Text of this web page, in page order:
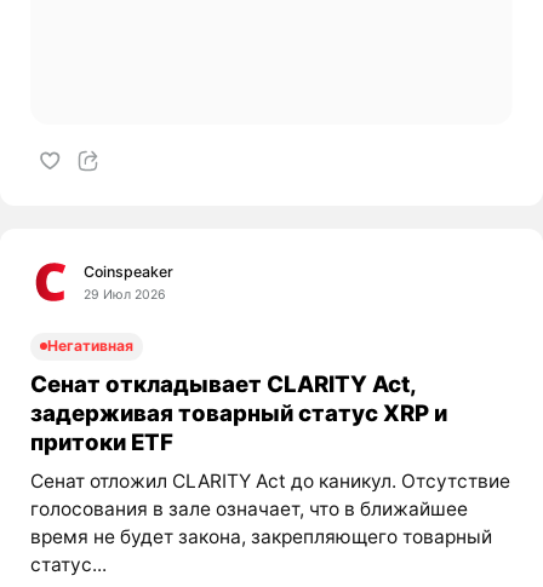
Coinspeaker
29 Июл 2026
Негативная
Сенат откладывает CLARITY Act,
задерживая товарный статус XRP и
притоки ETF
Сенат отложил CLARITY Act до каникул. Отсутствие
голосования в зале означает, что в ближайшее
время не будет закона, закрепляющего товарный
статус...